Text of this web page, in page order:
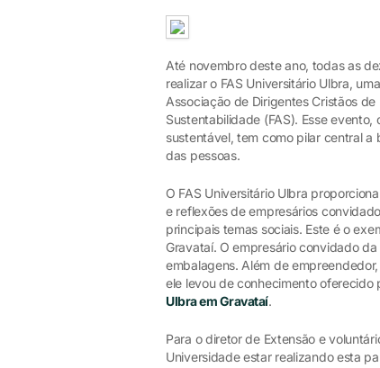
Até novembro deste ano, todas as
realizar o FAS Universitário Ulbra,
Associação de Dirigentes Cristãos
Sustentabilidade (FAS). Esse
sustentável, tem como pilar central
das pessoas.
O FAS Universitário Ulbra
e reflexões de empresários
principais temas sociais. Este é o
Gravataí. O empresário convidado
embalagens. Além de
ele levou de conhecimento oferecido
Ulbra em Gravataí.
Para o diretor de Extensão e
Universidade estar realizando esta